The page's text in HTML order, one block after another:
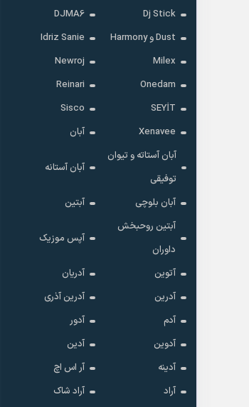
Dj Stick
DJMA6
Dust و Harmony
Idriz Sanie
Milex
Newroj
Onedam
Reinari
SEYİT
Sisco
Xenavee
آبان
آبان آستاته و تیوان
توفیقی
آبان آستانه
آبان بلوچی
آبتین
آبتین روحبخش
داوران
آپس موزیک
آتوین
آدریان
آدرین
آدرین آذری
آدم
آدور
آدوین
آدین
آدینه
آر اس اچ
آراد
آراد شاک